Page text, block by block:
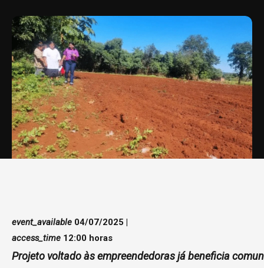
event_available 04/07/2025 |
access_time 12:00 horas
Projeto voltado às empreendedoras já beneficia